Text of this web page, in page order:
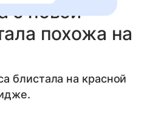
с новой
похожа на
блистала на красной